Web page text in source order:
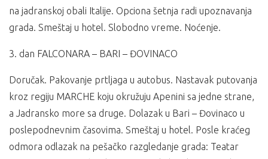
na jadranskoj obali Italije. Opciona šetnja radi upoznavanja
grada. Smeštaj u hotel. Slobodno vreme. Noćenje.
3. dan FALCONARA – BARI – ĐOVINACO
Doručak. Pakovanje prtljaga u autobus. Nastavak putovanja
kroz regiju MARCHE koju okružuju Apenini sa jedne strane,
a Jadransko more sa druge. Dolazak u Bari – Đovinaco u
poslepodnevnim časovima. Smeštaj u hotel. Posle kraćeg
odmora odlazak na pešačko razgledanje grada: Teatar